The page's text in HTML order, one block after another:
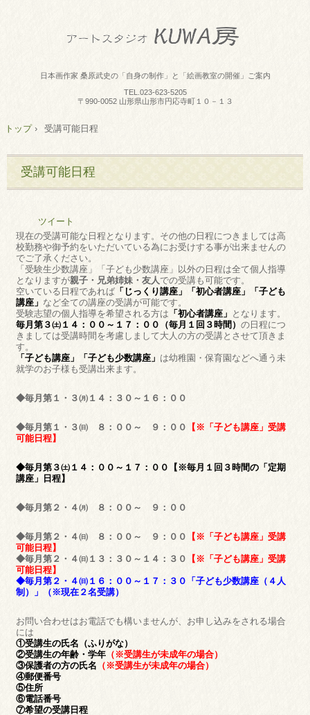
日本画作家 桑原武史の「自身の制作」と「絵画教室の開催」ご案内
TEL. 023-623-5205
〒990-0052 山形県山形市円応寺町１０－１３
トップ› 受講可能日程
受講可能日程
ツイート
現在の受講可能な日程となります。その他の日程につきましては高
校勤務や御予約をいただいている為にお受けする事が出来ませんの
でご了承ください。
「受験生少数講座」「子ども少数講座」以外の日程は全て個人指導
となりますが親子・兄弟姉妹・友人での受講も可能です。
空いている日程であれば 「じっくり講座」「初心者講座」「子ども
講座」 など全ての講座の受講が可能です。
受験志望の個人指導を希望される方は 「初心者講座」 となります。
毎月第３㈯１４：００～１７：００
（毎月１回３時間） の日程につ
きましては受講時間を考慮しまして大人の方の受講とさせて頂きま
す。
「子ども講座」「子ども少数講座」 は幼稚園・保育園などへ通う未
就学のお子様も受講出来ます。
◆毎月第１・３㈪１４：３０～１６：００
◆毎月第１・３㈰ ８：００～ ９：００
【※「子ども講座」受講
可能日程】
◆毎月第３㈯１４：００～１７：００【※毎月１回３時間の「定期
講座」日程】
◆毎月第２・４㈪ ８：００～ ９：００
◆毎月第２・４㈰ ８：００～ ９：００
【※「子ども講座」受講
可能日程】
◆毎月第２・４㈰１３：３０～１４：３０
【※「子ども講座」受講
可能日程】
◆毎月第２・４㈰１６：００～１７：３０「子ども少数講座（４人
制）」（※現在２名受講）
お問い合わせはお電話でも構いませんが、お申し込みをされる場合
には
①受講生の氏名（ふりがな）
②受講生の年齢・学年 （※受講生が未成年の場合）
③保護者の方の氏名 （※受講生が未成年の場合）
④郵便番号
⑤住所
⑥電話番号
⑦希望の受講日程